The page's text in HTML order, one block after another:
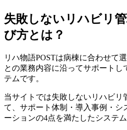
失敗しないリハビリ
び方とは？
リハ物語POSTは病棟に合わせて
との業務内容に沿ってサポートし
テムです。
当サイトでは失敗しないリハビリ
て、 サポート体制・導入事例・シ
ーションの4点を満たしたシステ